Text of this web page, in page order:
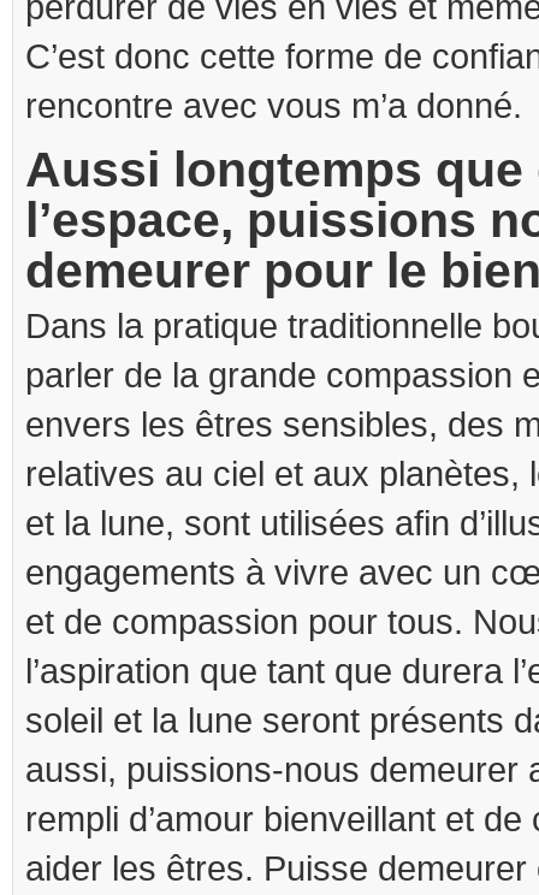
C’est donc cette forme de
rencontre avec vous m’a donné.
Aussi longtemps que
l’espace, puissions
demeurer pour le
Dans la pratique traditionnelle
parler de la grande compassion
envers les êtres sensibles, des
relatives au ciel et aux planètes,
et la lune, sont utilisées afin
engagements à vivre avec un
et de compassion pour tous.
l’aspiration que tant que durera
soleil et la lune seront présents
aussi, puissions-nous
rempli d’amour bienveillant et
aider les êtres. Puisse